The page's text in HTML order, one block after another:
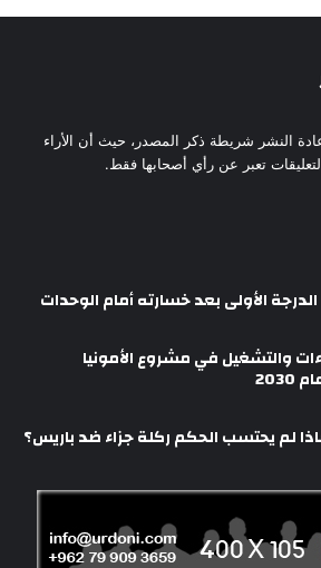
النشر شريطة ذكر المصدر، حيث أن الأراء
تعبر عن رأي أصحابها فقط.
الأولى بعد خسارته أمام الوحدات
والتشغيل في مشروع الأمونيا
لم يحتسب الحكم ركلة جزاء ضد باريس؟